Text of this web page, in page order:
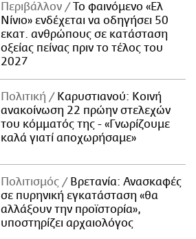
Περιβάλλον
Το φαινόμενο «Ελ
Νίνιο» ενδέχεται να οδηγήσει 50
εκατ. ανθρώπους σε κατάσταση
οξείας πείνας πριν το τέλος του
2027
Πολιτική
Καρυστιανού: Κοινή
ανακοίνωση 22 πρώην στελεχών
του κόμματός της - «Γνωρίζουμε
καλά γιατί αποχωρήσαμε»
Πολιτισμός
Βρετανία: Ανασκαφές
σε πυρηνική εγκατάσταση «θα
αλλάξουν την προϊστορία»,
υποστηρίζει αρχαιολόγος